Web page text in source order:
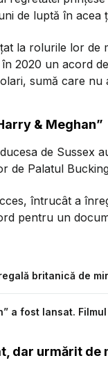
de luptă în
la rolurile lor de
2020 un acord
sumă care
& Meghan”
de Sussex
de Palatul
întrucât a
pentru un
britanică de
a fost lansat.
dar urmărit de